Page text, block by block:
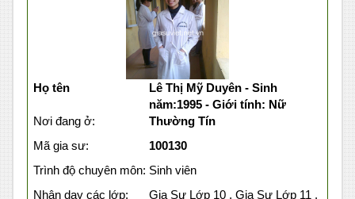
Họ tên
Lê Thị Mỹ Duyên - Sinh
năm:1995 - Giới tính: Nữ
Nơi đang ở:
Thường Tín
Mã gia sư:
100130
Trình độ chuyên môn: Sinh viên
Nhận dạy các lớp:
Gia Sư Lớp 10 , Gia Sư Lớp 11 ,